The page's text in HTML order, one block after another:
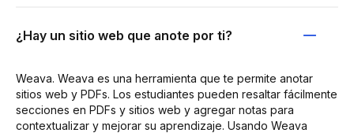
¿Hay un sitio web que anote por ti?
Weava. Weava es una herramienta que te permite anotar
sitios web y PDFs. Los estudiantes pueden resaltar fácilmente
secciones en PDFs y sitios web y agregar notas para
contextualizar y mejorar su aprendizaje. Usando Weava